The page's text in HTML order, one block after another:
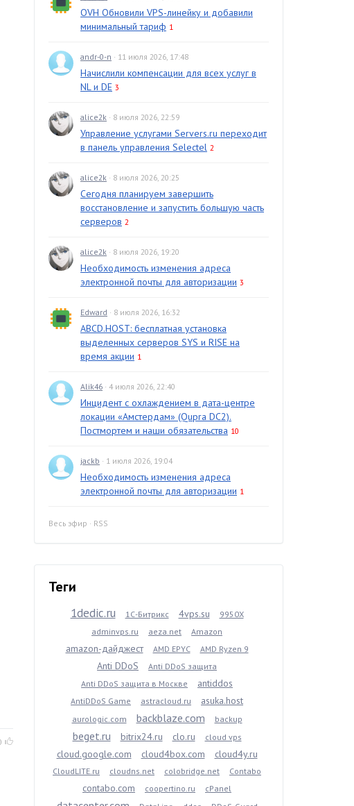
OVH Обновили VPS-линейку и добавили
минимальный тариф 1
andr-0-n · 11 июля 2026, 17:48
Начислили компенсации для всех услуг в
NL и DE 3
alice2k · 8 июля 2026, 22:59
Управление услугами Servers.ru переходит
в панель управления Selectel 2
alice2k · 8 июля 2026, 20:25
Сегодня планируем завершить
восстановление и запустить большую часть
серверов 2
alice2k · 8 июля 2026, 19:20
Необходимость изменения адреса
электронной почты для авторизации 3
Edward · 8 июля 2026, 16:32
ABCD.HOST: бесплатная установка
выделенных серверов SYS и RISE на
время акции 1
Alik46 · 4 июля 2026, 22:40
Инцидент с охлаждением в дата-центре
локации «Амстердам» (Qupra DC2).
Постмортем и наши обязательства 10
jackb · 1 июля 2026, 19:04
Необходимость изменения адреса
электронной почты для авторизации 1
Весь эфир · RSS
Теги
1dedic.ru 1С-Битрикс 4vps.su
9950X
adminvps.ru
aeza.net Amazon
amazon-дайджест AMD EPYC AMD Ryzen 9
Anti DDoS
Anti DDoS защита
Anti DDoS защита в Москве
antiddos
AntiDDoS Game astracloud.ru asuka.host
aurologic.com backblaze.com backup
beget.ru bitrix24.ru clo.ru cloud vps
cloud.google.com cloud4box.com cloud4y.ru
CloudLITE.ru cloudns.net colobridge.net Contabo
contabo.com coopertino.ru cPanel